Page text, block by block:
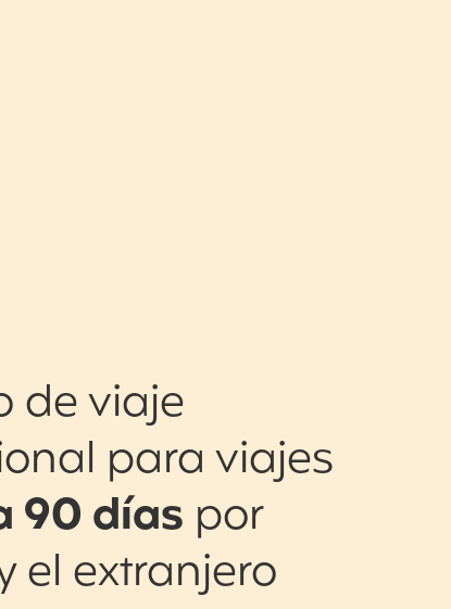
de viaje
para viajes
90 días por
el extranjero